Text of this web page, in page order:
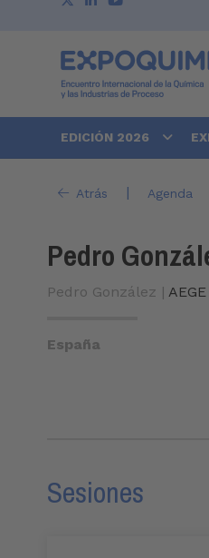
EDICIÓN 2026
Atrás | Agenda
Pedro
Pedro González | AEGE
España
Sesiones